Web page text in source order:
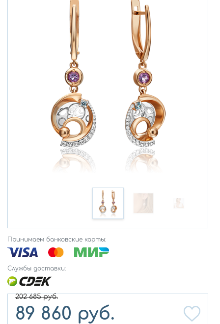
Принимаем банковские карты:
Службы доставки:
202 685руб.
89 860 руб.